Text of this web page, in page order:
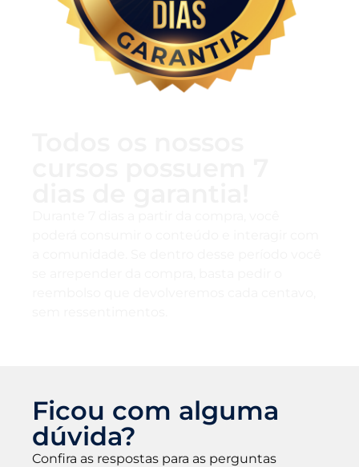
Ficou com alguma
dúvida?
Confira as respostas para as perguntas